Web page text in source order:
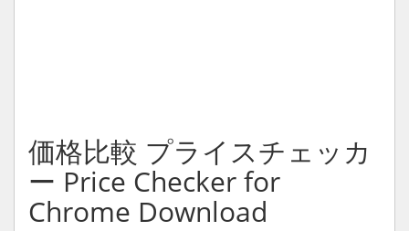
価格比較 プライスチェッカ
ー Price Checker for
Chrome Download